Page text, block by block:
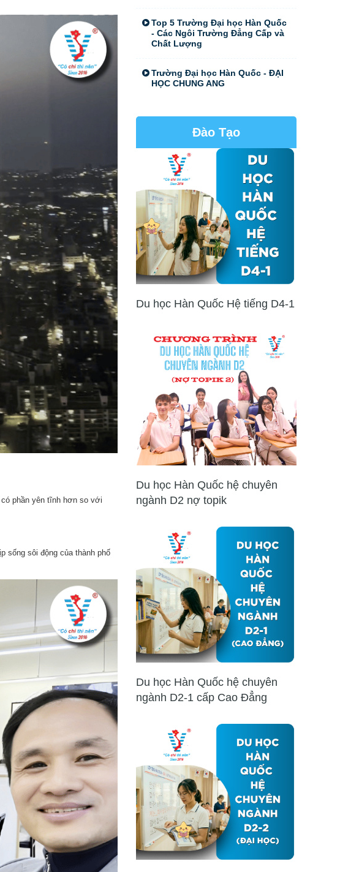
phần yên tĩnh hơn so với
sống sôi động của thành phố
Top 5 Trường Đại học Hàn Quốc
- Các Ngôi Trường Đẳng Cấp và
Chất Lượng
Trường Đại học Hàn Quốc - ĐẠI
HỌC CHUNG ANG
Đào Tạo
Du học Hàn Quốc Hệ tiếng D4-1
Du học Hàn Quốc hệ chuyên
ngành D2 nợ topik
Du học Hàn Quốc hệ chuyên
ngành D2-1 cấp Cao Đẳng